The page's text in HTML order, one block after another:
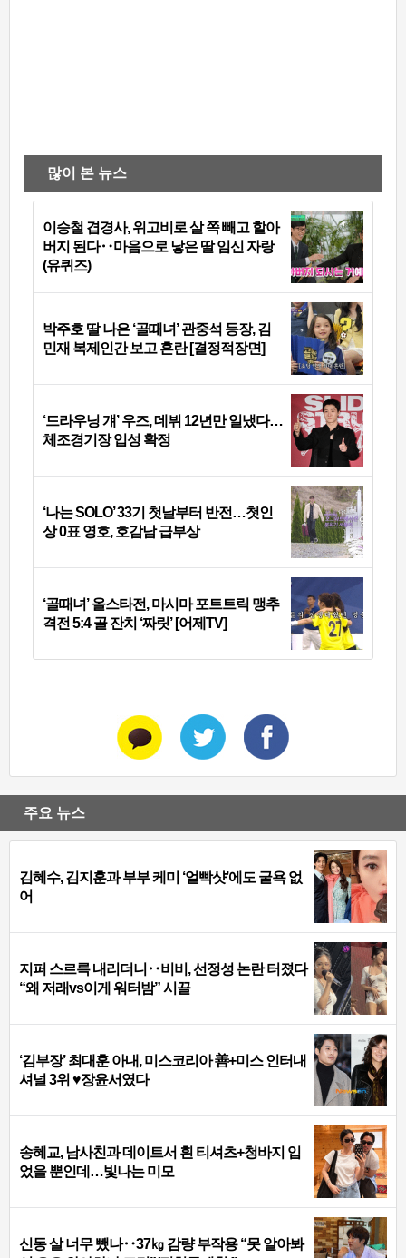
많이 본 뉴스
이승철 겹경사, 위고비로 살 쪽 빼고 할아
버지 된다‥마음으로 낳은 딸 임신 자랑
(유퀴즈)
박주호 딸 나은 ‘골때녀’ 관중석 등장, 김
민재 복제인간 보고 혼란 [결정적장면]
‘드라우닝 걔’ 우즈, 데뷔 12년만 일냈다…
체조경기장 입성 확정
‘나는 SOLO’ 33기 첫날부터 반전…첫인
상 0표 영호, 호감남 급부상
‘골때녀’ 올스타전, 마시마 포트트릭 맹추
격전 5:4 골 잔치 ‘짜릿’ [어제TV]
주요 뉴스
김혜수, 김지훈과 부부 케미 ‘얼빡샷’에도 굴욕 없
어
지퍼 스르륵 내리더니‥비비, 선정성 논란 터졌다
“왜 저래vs이게 워터밤” 시끌
‘김부장’ 최대훈 아내, 미스코리아 善+미스 인터내
셔널 3위 ♥장윤서였다
송혜교, 남사친과 데이트서 흰 티셔츠+청바지 입
었을 뿐인데…빛나는 미모
신동 살 너무 뺐나‥37㎏ 감량 부작용 “못 알아봐